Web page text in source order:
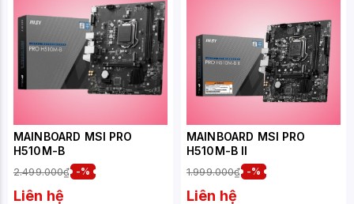
MAINBOARD MSI PRO
H510M-B
2.499.000₫ -%
Liên hệ
MAINBOARD MSI PRO
H510M-B II
1.999.000₫ -%
Liên hệ